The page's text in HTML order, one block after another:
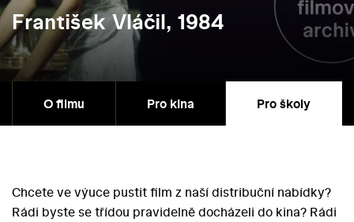
František Vláčil, 1984
O filmu Pro kina Pro školy
Chcete ve výuce pustit film z naší distribuční nabídky?
Rádi byste se třídou pravidelně docházeli do kina? Rádi